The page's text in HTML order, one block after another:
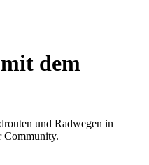
dem
und Radwegen in
Community.